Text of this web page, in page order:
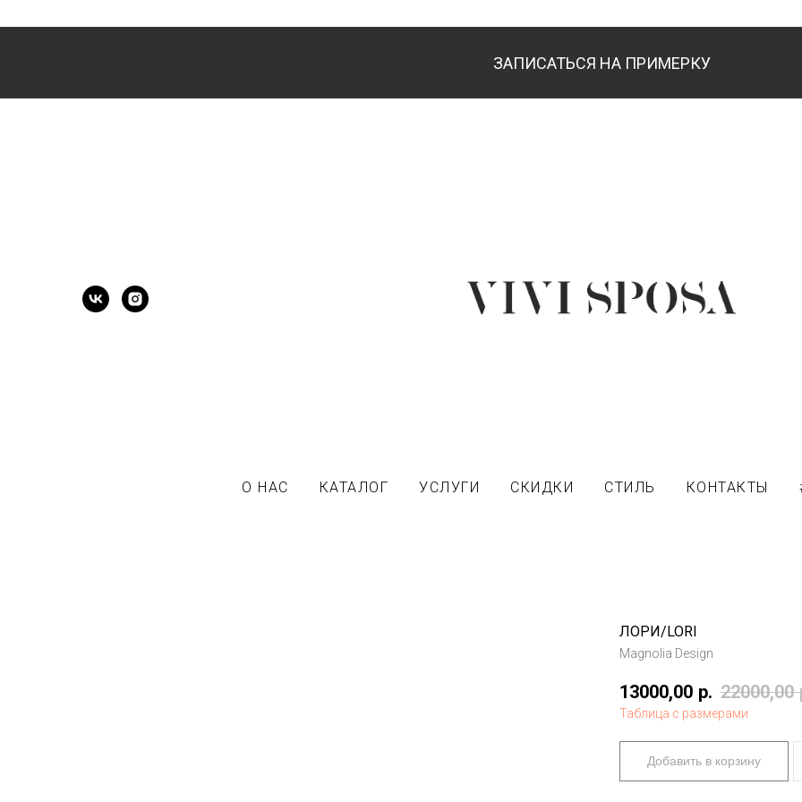
ЗАПИСАТЬСЯ НА ПРИМЕРКУ
О НАС КАТАЛОГ УСЛУГИ СКИДКИ СТИЛЬ КОНТАКТЫ
ЛОРИ/LORI
Magnolia Design
13000,00 р. 22000,00
Таблица с размерами
Добавить в корзину